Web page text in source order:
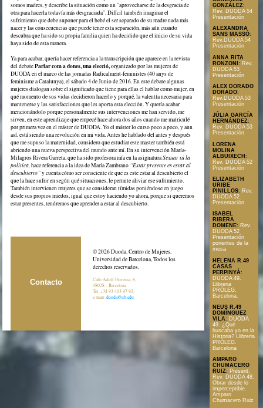
somos madres, y describe la situación como un “aprovecharse de la desgracia de
otra para hacerla todavía más desgraciada”. Difícil también imaginar el
sufrimiento que debe suponer para el bebé el ser separado de su madre nada más
nacer y las consecuencias que puede tener esta separación, más aún cuando
descubra que ha sido su propia familia quien ha decidido que el inicio de su vida
haya sido de esta manera.
Ya para acabar, quería hacer referencia a la transcripción que aparece en la revista
del debateParlar com a dones, una elecció,organizado por las mujeres de
DUODA en el marco de las jornadas Radicalment-feministes (40 anys de
feminisme a Catalunya), el sábado 4 de Junio de 2016. En este debate algunas
mujeres dialogan sobre el significado que tiene para ellas el hablar como mujer, en
qué momento de sus vidas decidieron hacerlo y porqué, la valentía necesaria para
mantenerse y las satisfacciones que les aporta esta elección. Y quería acabar
mencionándolo porque personalmente sus intervenciones me han servido, me
sirven, en este aprendizaje que empecé hace ahora dos años cuando me matriculé
por primera vez en el máster de DUODA. Yo el máster lo curso poco a poco, y aun
así, está siendo una revolución en mi vida. Antes he hablado del antes y después
que me supuso la maternidad, considero que estudiar este master también está
abriendo una nueva perspectiva del mundo ante mí. En su intervención María-
Milagros Rivera Garreta, que ha sido profesora mía en la asignaturaSexuar tú la
política,hace referencia a la idea de María Zambrano “Estar presente es estar al
descubierto”y cuenta cómo ser consciente de que es este estar al descubierto el
que la hace sufrir en según qué situaciones, le permite aliviar ese sufrimiento.
También intervienen mujeres que se consideran tímidas poniéndose en juego
desde sus propios miedos, igual que estoy haciendo yo ahora, porque si queremos
estar presentes, tendremos que aprender a estar al descubierto.
Contacto
© 2026 Duoda. Centro de Mujeres,
Universidad de Barcelona, Todos los
derechos reservados.
Calle Adolf Florensa, 8,
08028 - Barcelona
Tel. +34 93 403 97 92.
e-mail:duoda@ub.edu
GONZÁLEZ:
Rev. DUODA 54
Presentación
ALEXANDRA
SANS MASSÓ:
Rev.DUODA 54
Presentación
ANNA RITA
RONZONI : Rev.
DUODA 53
Presentación
ALEX DORADO
DORADO:
Rev.DUODA 53
Presentación
JÚLIA GARCÍA
HERNÁNDEZ:
Rev. DUODA 53
Presentación
LORENA
MOLINA
ALBUIXECH :
Rev. DUODA 52
Presentación
ELIZABETH
URIBE
PINILLOS: Rev.
DUODA 52
Presentación
ISABEL
RIBERA
DOMENE: Rev.
DUODA 52
Presentación
ponentes de la
mesa
HELENA R.49
CASAS
PERPINYÀ:
DUODA 49.
Llibreria
PRÒLEG.
Barcelona.
NEUS R.49
DOMÍNGUEZ
VILA: DUODA
49. ¿Qué
buscaba yo en la
Historia? Llibreria
PRÒLEG.
Barcelona
AMPARO
CHUMACERO
RUIZ: Present.
Rev. DUODA 48.
Obrar desde lo
imperceptible.
Amparo
Chumacero Ruiz